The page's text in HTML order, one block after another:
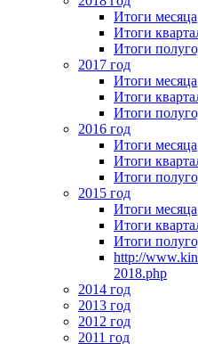
Итоги месяца
Итоги
Итоги
2017 год
Итоги месяца
Итоги
Итоги
2016 год
Итоги месяца
Итоги
Итоги
2015 год
Итоги месяца
Итоги
Итоги
http://
2018.php
2014 год
2013 год
2012 год
2011 год